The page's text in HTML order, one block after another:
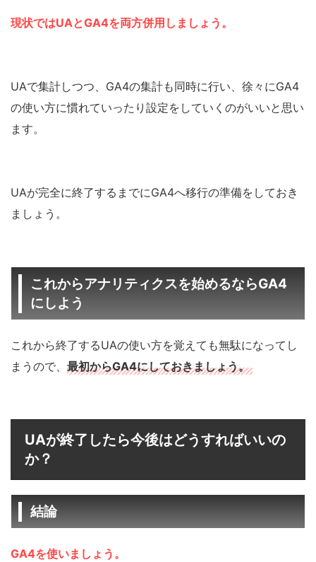
現状ではUAとGA4を両方併用しましょう。
UAで集計しつつ、GA4の集計も同時に行い、徐々にGA4
の使い方に慣れていったり設定をしていくのがいいと思い
ます。
UAが完全に終了するまでにGA4へ移行の準備をしておき
ましょう。
これからアナリティクスを始めるならGA4
にしよう
これから終了するUAの使い方を覚えても無駄になってし
まうので、 最初からGA4にしておきましょう。
UAが終了したら今後はどうすればいいの
か？
結論
GA4を使いましょう。